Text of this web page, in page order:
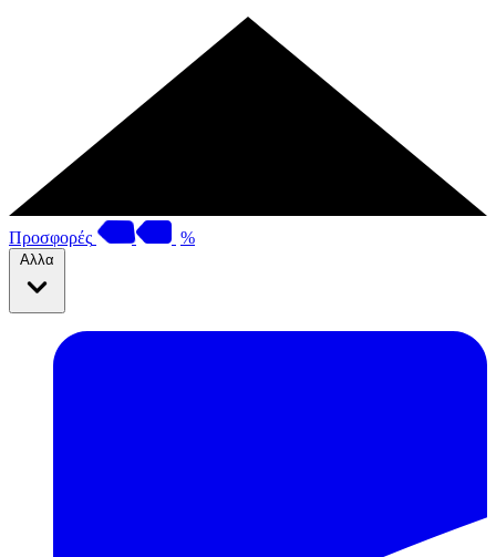
Προσφορές %
Αλλα